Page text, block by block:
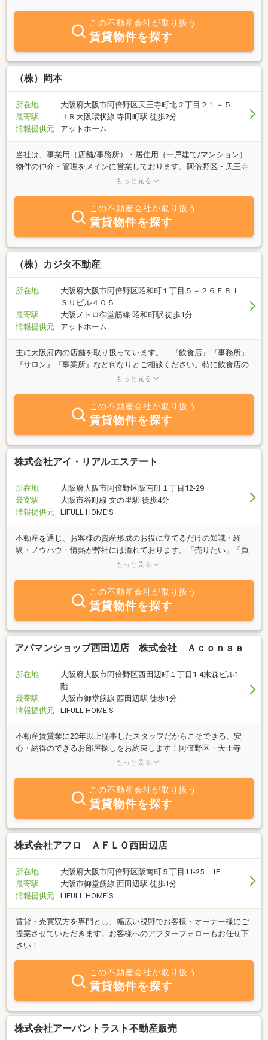
探しは、是非ハウスモ不動産天王寺店をご利用ください。お客様の
ご来店を心よりお待ちしております。
この不動産会社が取り扱う
賃貸物件を探す
（株）岡本
所在地
大阪府大阪市阿倍野区天王寺町北２丁目２１－５
最寄駅
ＪＲ大阪環状線 寺田町駅 徒歩2分
情報提供元
アットホーム
当社は、事業用（店舗/事務所）・居住用（一戸建て/マンション）
物件の仲介・管理をメインに営業しております。阿倍野区・天王寺
区の当社近隣エリアはもちろん、大阪市内の物件情報も豊富なので
３０年以上、「地域密着」不動産・＜賃貸＞も＜売買＞もお任せ下
さい！☆ホームページリニューアルしました!(^^)! HP内だけの物件
や特集組んでいるので是非、ご覧ください☆自社HPhttps://www.y-
okamotoestate.co.jp ◎ホームページ（HP)ボタンからでも！イン
ターネット掲載物件も、インターネット掲載物件以外のオススメ物
件もありますのでお気軽にお問合せ下さい！＜明るく元気に、親身
お問合せお待ちしております！！
もっと見る
この不動産会社が取り扱う
賃貸物件を探す
（株）カジタ不動産
所在地
大阪府大阪市阿倍野区昭和町１丁目５－２６ＥＢＩ
ＳＵビル４０５
最寄駅
大阪メトロ御堂筋線 昭和町駅 徒歩1分
情報提供元
アットホーム
主に大阪府内の店舗を取り扱っています。 『飲食店』『事務所』
『サロン』『事業所』など何なりとご相談ください。特に飲食店の
テナントに強く、私自身も大阪市内で飲食店舗を経営しており、そ
もっと見る
この不動産会社が取り扱う
賃貸物件を探す
株式会社アイ・リアルエステート
所在地
大阪府大阪市阿倍野区阪南町１丁目12-29
最寄駅
大阪市谷町線 文の里駅 徒歩4分
情報提供元
LIFULL HOME'S
不動産を通じ、お客様の資産形成のお役に立てるだけの知識・経
験・ノウハウ・情熱が弊社には溢れております。「売りたい」「買
いたい」「貸したい」「借りたい」はもちろん、まずは「思い」を
もっと見る
この不動産会社が取り扱う
賃貸物件を探す
アパマンショップ西田辺店 株式会社 Ａｃｏｎｓｅ
所在地
大阪府大阪市阿倍野区西田辺町１丁目1-4末森ビル1
階
最寄駅
大阪市御堂筋線 西田辺駅 徒歩1分
情報提供元
LIFULL HOME'S
不動産賃貸業に20年以上従事したスタッフだからこそできる、安
心・納得のできるお部屋探しをお約束します！阿倍野区・天王寺
区・住吉区・東住吉区でお探しの方は、ぜひ一度当店をご利用くだ
もっと見る
この不動産会社が取り扱う
賃貸物件を探す
株式会社アフロ ＡＦＬＯ西田辺店
所在地
大阪府大阪市阿倍野区阪南町５丁目11-25 1F
最寄駅
大阪市御堂筋線 西田辺駅 徒歩1分
情報提供元
LIFULL HOME'S
賃貸・売買双方を専門とし、幅広い視野でお客様・オーナー様にご
提案させていただきます。お客様へのアフターフォローもお任せ下
さい！
この不動産会社が取り扱う
賃貸物件を探す
株式会社アーバントラスト不動産販売